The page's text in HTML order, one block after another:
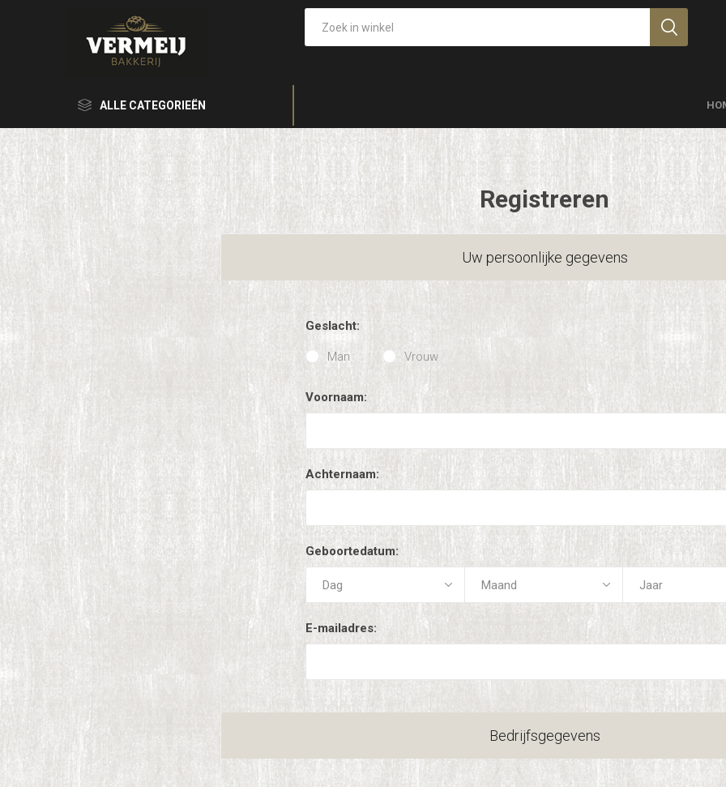
ALLE CATEGORIEËN
Registreren
Uw persoonlijke gegevens
Geslacht:
Man Vrouw
Voornaam:
Achternaam:
Geboortedatum:
E-mailadres:
Bedrijfsgegevens